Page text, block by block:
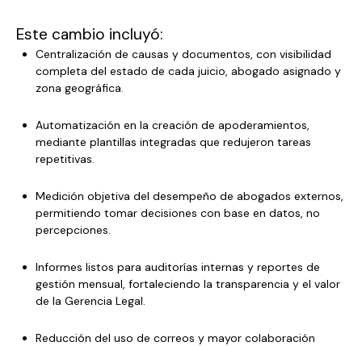
Este cambio incluyó:
Centralización de causas y documentos, con visibilidad
completa del estado de cada juicio, abogado asignado y
zona geográfica.
Automatización en la creación de apoderamientos,
mediante plantillas integradas que redujeron tareas
repetitivas.
Medición objetiva del desempeño de abogados externos,
permitiendo tomar decisiones con base en datos, no
percepciones.
Informes listos para auditorías internas y reportes de
gestión mensual, fortaleciendo la transparencia y el valor
de la Gerencia Legal.
Reducción del uso de correos y mayor colaboración